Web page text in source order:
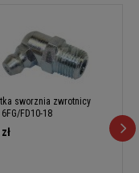
sworznia zwrotnicy
FD10-18